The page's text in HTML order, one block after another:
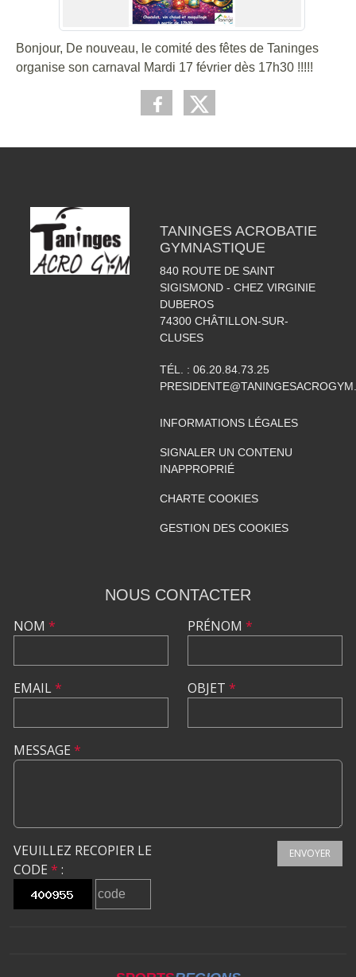
Bonjour, De nouveau, le comité des fêtes de Taninges
organise son carnaval Mardi 17 février dès 17h30 !!!!!
TANINGES ACROBATIE
GYMNASTIQUE
840 ROUTE DE SAINT
SIGISMOND - CHEZ VIRGINIE
DUBEROS
74300 CHÂTILLON-SUR-
CLUSES
TÉL. : 06.20.84.73.25
INFORMATIONS LÉGALES
SIGNALER UN CONTENU
INAPPROPRIÉ
CHARTE COOKIES
GESTION DES COOKIES
NOUS CONTACTER
NOM *
EMAIL*
PRÉNOM *
OBJET *
MESSAGE *
VEUILLEZ RECOPIER LE
CODE * :
ENVOYER